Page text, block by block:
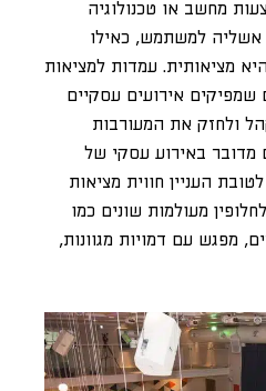
מחשב או טכנולוגיה
אשליה למשתמש, כאילו
מציאותית. עמדות למציאות
שמפיקים אירועים עסקיים
ולחזק את המעורבות
מדובר באירוע עסקי של
העניין חווית מציאות
מעולמות שונים כמו
מפגש עם דמויות מגוונות,